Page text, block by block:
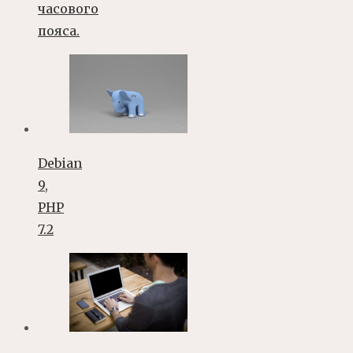
часового
пояса.
Debian
9,
PHP
7.2